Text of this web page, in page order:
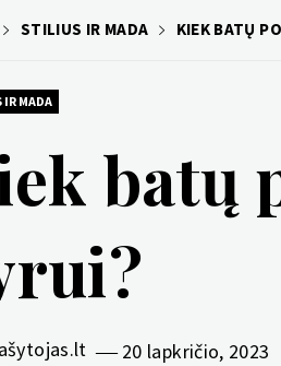
STILIUS IR MADA KIEK BATŲ
MADA
batų
20 lapkričio, 2023